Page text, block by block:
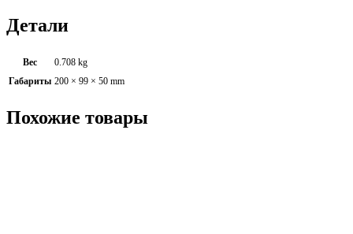
Детали
Вес
0.708 kg
Габариты 200 × 99 × 50 mm
Похожие товары